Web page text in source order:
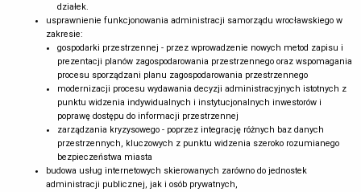
działek.
usprawnienie funkcjonowania administracji samorządu wrocławskiego w
zakresie:
gospodarki przestrzennej - przez wprowadzenie nowych metod zapisu i
prezentacji planów zagospodarowania przestrzennego oraz wspomagania
procesu sporządzani planu zagospodarowania przestrzennego
modernizacji procesu wydawania decyzji administracyjnych istotnych z
punktu widzenia indywidualnych i instytucjonalnych inwestorów i
poprawę dostępu do informacji przestrzennej
zarządzania kryzysowego - poprzez integrację różnych baz danych
przestrzennych, kluczowych z punktu widzenia szeroko rozumianego
bezpieczeństwa miasta
budowa usług internetowych skierowanych zarówno do jednostek
administracji publicznej, jak i osób prywatnych,